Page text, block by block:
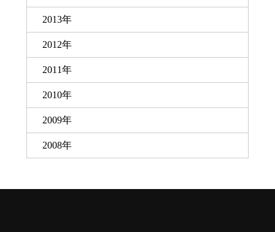
2013年
2012年
2011年
2010年
2009年
2008年